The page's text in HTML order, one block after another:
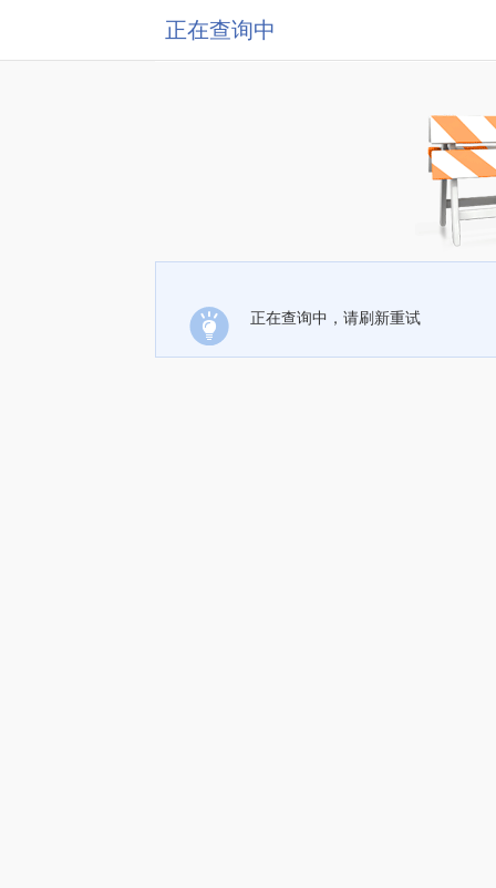
正在查询中
正在查询中，请刷新重试